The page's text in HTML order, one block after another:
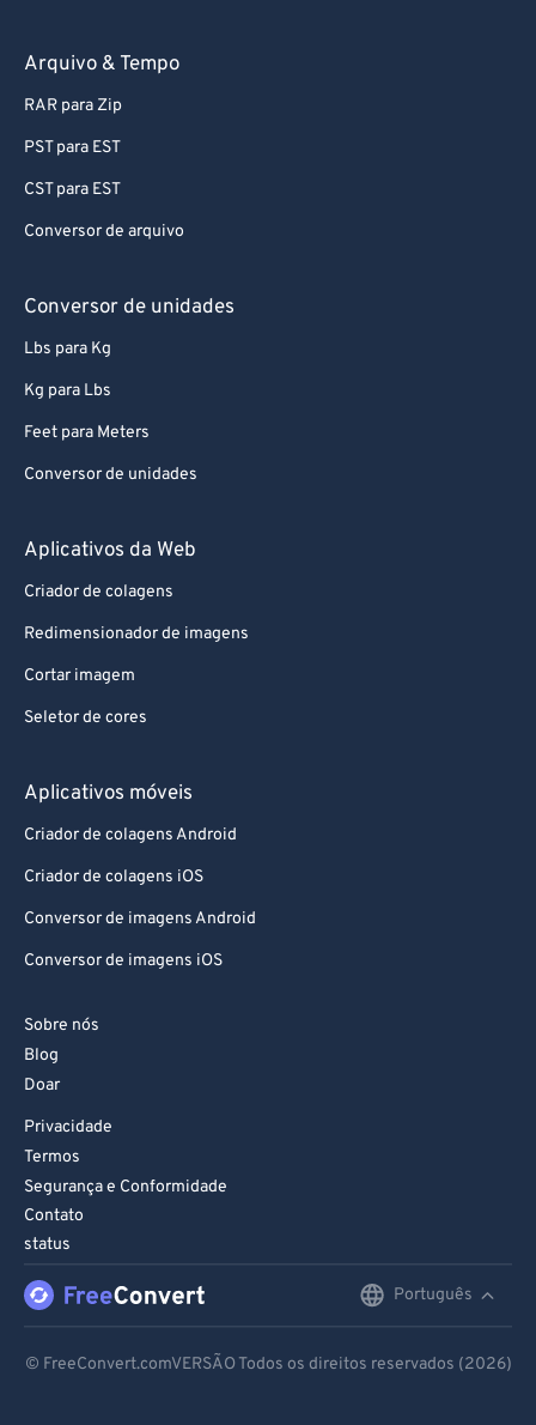
Arquivo & Tempo
RAR para Zip
PST para EST
CST para EST
Conversor de arquivo
Conversor de unidades
Lbs para Kg
Kg para Lbs
Feet para Meters
Conversor de unidades
Aplicativos da Web
Criador de colagens
Redimensionador de imagens
Cortar imagem
Seletor de cores
Aplicativos móveis
Criador de colagens Android
Criador de colagens iOS
Conversor de imagens Android
Conversor de imagens iOS
Sobre nós
Blog
Doar
Privacidade
Termos
Segurança e Conformidade
Contato
status
Português
© FreeConvert.comVERSÃO Todos os direitos reservados (2026)